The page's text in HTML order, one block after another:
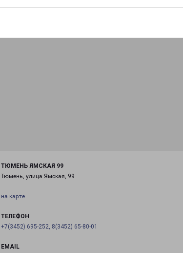
ТЮМЕНЬ ЯМСКАЯ 99
Тюмень, улица Ямская, 99
на карте
ТЕЛЕФОН
+7(3452) 695-252, 8(3452) 65-80-01
EMAIL